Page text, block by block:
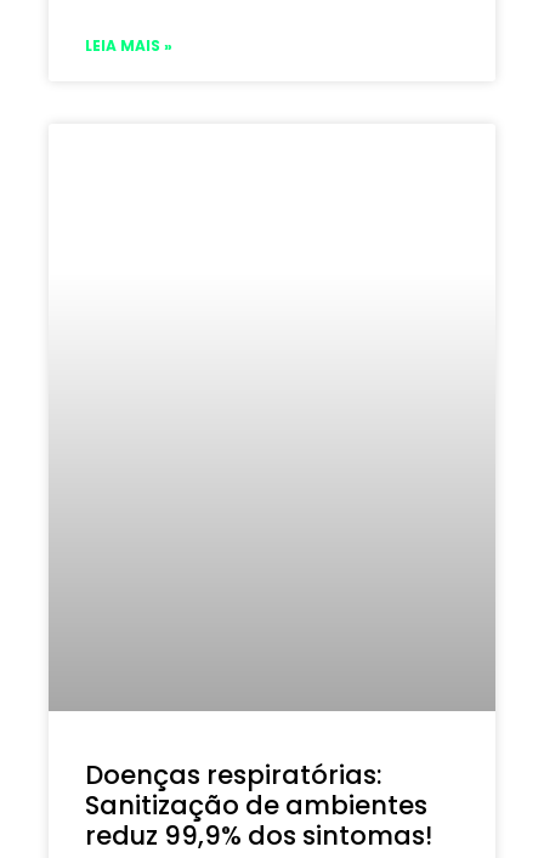
LEIA MAIS »
Doenças respiratórias:
Sanitização de ambientes
reduz 99,9% dos sintomas!